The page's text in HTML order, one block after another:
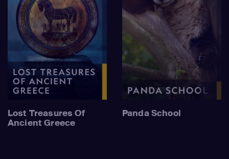
Lost Treasures Of
Ancient Greece
Panda School